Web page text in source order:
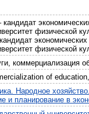
физической
экономических
физической
коммерциализация
of
Народное
и планирование в